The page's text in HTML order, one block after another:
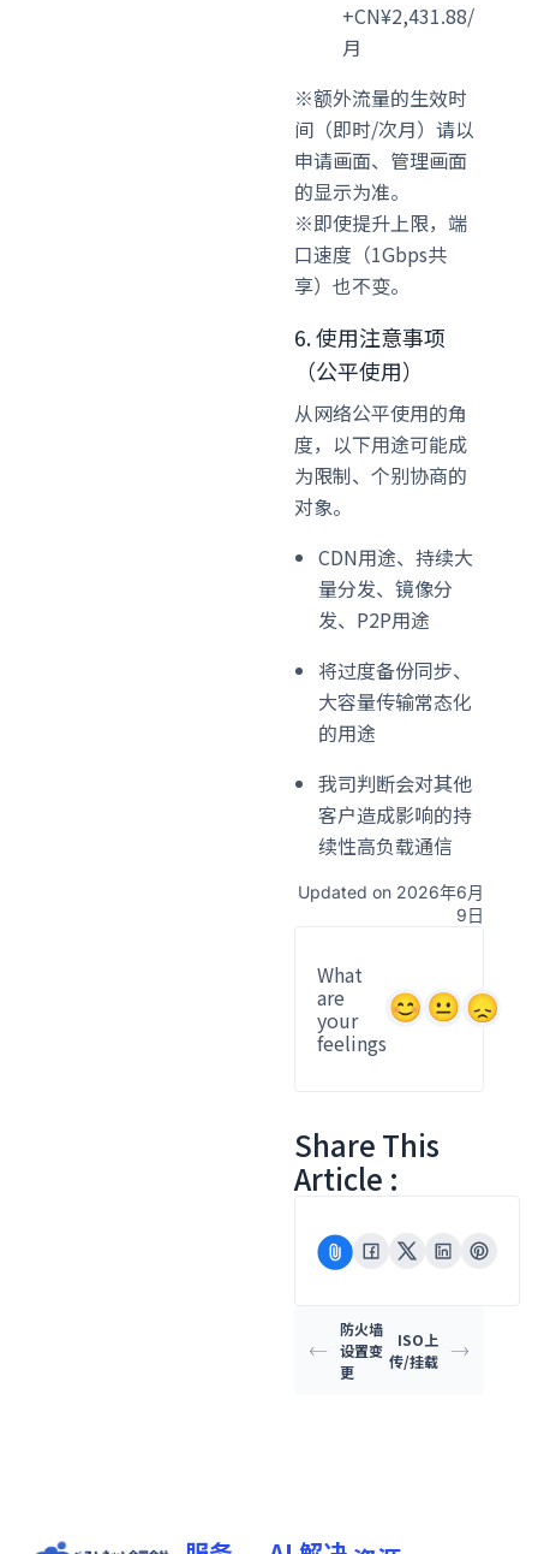
+CN¥2,431.88/
月
※额外流量的生效时
间（即时/次月）请以
申请画面、管理画面
的显示为准。
※即使提升上限，端
口速度（1Gbps共
享）也不变。
6. 使用注意事项
（公平使用）
从网络公平使用的角
度，以下用途可能成
为限制、个别协商的
对象。
CDN用途、持续大
量分发、镜像分
发、P2P用途
将过度备份同步、
大容量传输常态化
的用途
我司判断会对其他
客户造成影响的持
续性高负载通信
Updated on 2026年6月
9日
What
are
your
feelings
Share This
Article :
防火墙
设置变
更
ISO上
传/挂载